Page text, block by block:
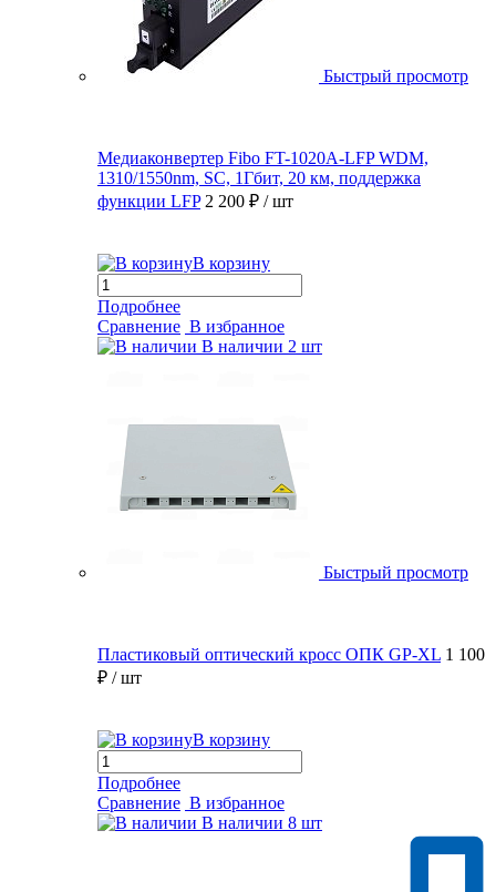
Быстрый просмотр
Медиаконвертер Fibo FT-1020A-LFP WDM,
1310/1550nm, SC, 1Гбит, 20 км, поддержка
функции LFP 2 200 ₽ / шт
В корзину
Подробнее
Сравнение В избранное
В наличии 2 шт
Быстрый просмотр
Пластиковый оптический кросс ОПК GP-XL 1 100
₽ / шт
В корзину
Подробнее
Сравнение В избранное
В наличии 8 шт